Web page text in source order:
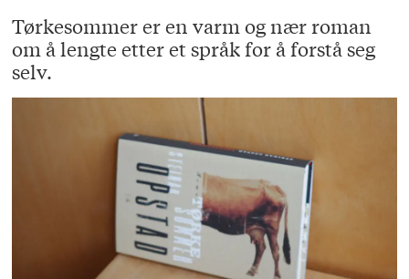
Tørkesommer er en varm og nær roman
om å lengte etter et språk for å forstå seg
selv.